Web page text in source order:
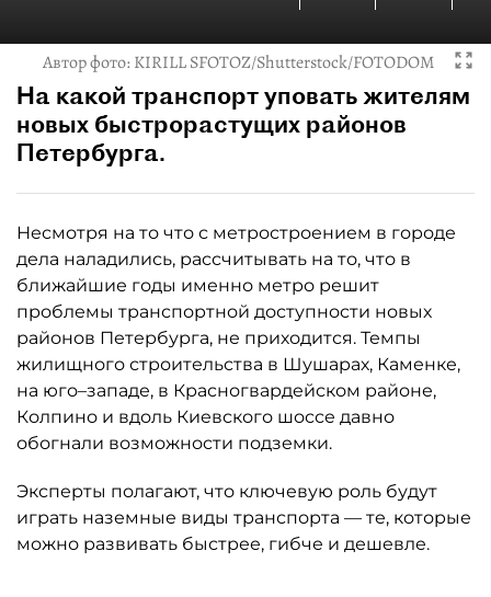
Автор фото:KIRILL SFOTOZ/Shutterstock/FOTODOM
На какой транспорт уповать жителям
новых быстрорастущих районов
Петербурга.
Несмотря на то что с метростроением в городе
дела наладились, рассчитывать на то, что в
ближайшие годы именно метро решит
проблемы транспортной доступности новых
районов Петербурга, не приходится. Темпы
жилищного строительства в Шушарах, Каменке,
на юго–западе, в Красногвардейском районе,
Колпино и вдоль Киевского шоссе давно
обогнали возможности подземки.
Эксперты полагают, что ключевую роль будут
играть наземные виды транспорта — те, которые
можно развивать быстрее, гибче и дешевле.